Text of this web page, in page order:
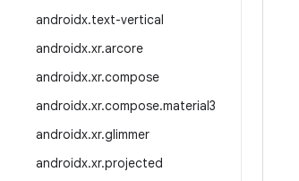
androidx.text-vertical
androidx.xr.arcore
androidx.xr.compose
androidx.xr.compose.material3
androidx.xr.glimmer
androidx.xr.projected